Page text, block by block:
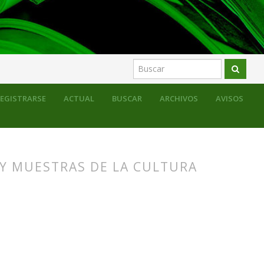
ACTUAL BUSCAR ARCHIVOS AVISOS
del patrimonio educativo Monográfico
MUESTRAS DE LA CULTURA